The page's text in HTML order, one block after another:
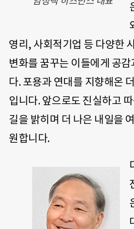
영리, 사회적기업 등 다양한
변화를 꿈꾸는 이들에게 공
다. 포용과 연대를 지향해온
입니다. 앞으로도 진실하고
길을 밝히며 더 나은 내일을
원합니다.